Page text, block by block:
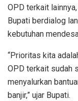
OPD terkait
Bupati berdialog
kebutuhan
“Prioritas kita
OPD terkait sudah
menyalurkan
banjir,” ujar Bupati.